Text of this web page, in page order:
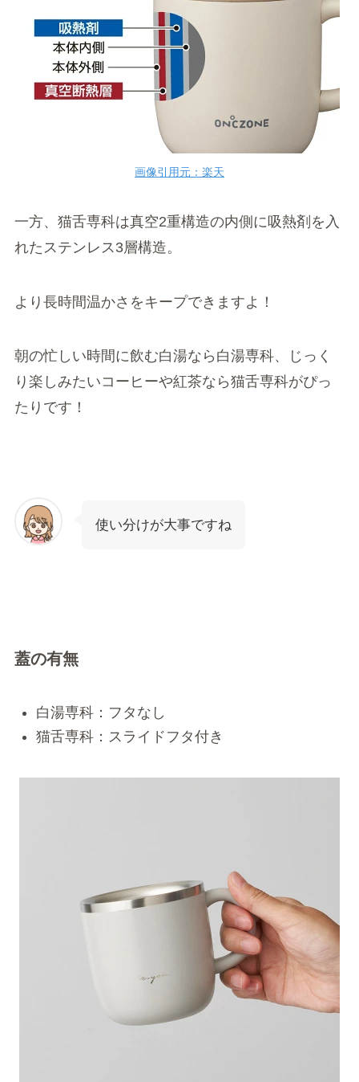
画像引用元：楽天
一方、猫舌専科は真空2重構造の内側に吸熱剤を入
れたステンレス3層構造。
より長時間温かさをキープできますよ！
朝の忙しい時間に飲む白湯なら白湯専科、じっく
り楽しみたいコーヒーや紅茶なら猫舌専科がぴっ
たりです！
使い分けが大事ですね
蓋の有無
白湯専科：フタなし
猫舌専科：スライドフタ付き